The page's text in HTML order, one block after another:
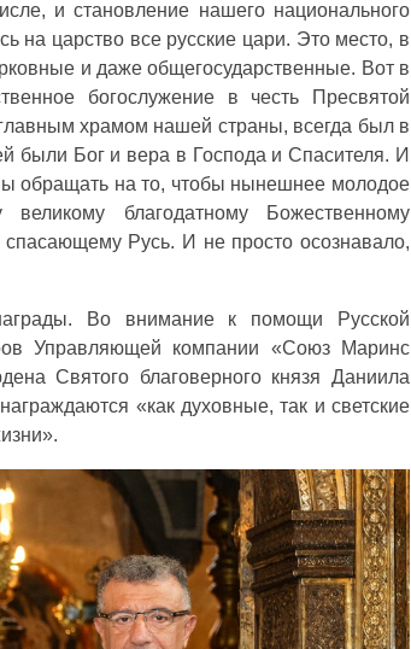
и становление нашего национального
на царство все русские цари. Это место, в
и даже общегосударственные. Вот в
богослужение в честь Пресвятой
храмом нашей страны, всегда был в
были Бог и вера в Господа и Спасителя. И
обращать на то, чтобы нынешнее молодое
благодатному Божественному
спасающему Русь. И не просто осознавало,
Во внимание к помощи Русской
Управляющей компании «Союз Маринс
Святого благоверного князя Даниила
«как духовные, так и светские